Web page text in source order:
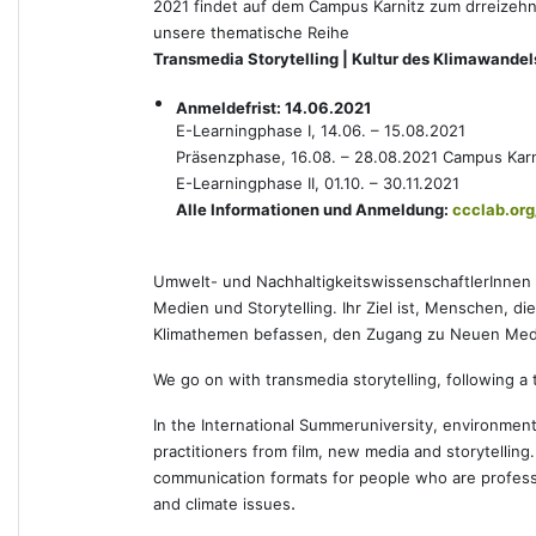
2021 findet auf dem Campus Karnitz zum
unsere thematische Reihe
Transmedia Storytelling | Kultur des
Anmeldefrist: 14.06.2021
E-Learningphase I, 14.06. – 15.08.2021
Präsenzphase, 16.08. – 28.08.2021Campus
E-Learningphase II, 01.10. – 30.11.2021
Alle Informationen und Anmeldung:
Umwelt- und
Medien und Storytelling. Ihr Ziel ist, Menschen,
Klimathemen befassen, den Zugang zu Neuen
We go on with transmedia storytelling, following
In the International Summeruniversity,
practitioners from film, new media and
communication formats for people who are
and climate issues.